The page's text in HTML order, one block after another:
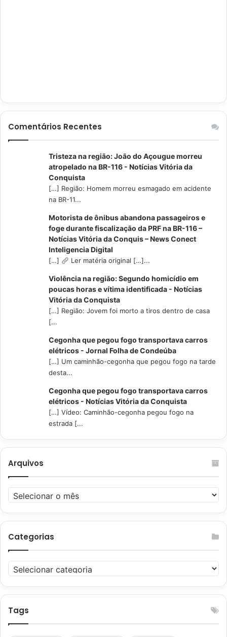
Comentários Recentes
Tristeza na região: João do Açougue morreu
atropelado na BR-116 - Notícias Vitória da
Conquista
[…] Região: Homem morreu esmagado em acidente
na BR-11...
Motorista de ônibus abandona passageiros e
foge durante fiscalização da PRF na BR-116 –
Notícias Vitória da Conquis – News Conect
Inteligencia Digital
[…] Ler matéria original […]...
Violência na região: Segundo homicídio em
poucas horas e vítima identificada - Notícias
Vitória da Conquista
[…] Região: Jovem foi morto a tiros dentro de casa
[...
Cegonha que pegou fogo transportava carros
elétricos - Jornal Folha de Condeúba
[…] Um caminhão-cegonha que pegou fogo na tarde
desta...
Cegonha que pegou fogo transportava carros
elétricos - Notícias Vitória da Conquista
[…] Vídeo: Caminhão-cegonha pegou fogo na
estrada [...
Arquivos
Arquivos
Categorias
Categorias
Tags